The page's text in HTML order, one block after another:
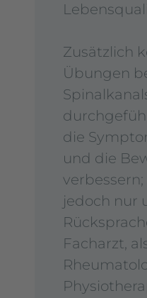
Zusätzlich
Übungen
die
und die
jedoch nur
Facharzt,